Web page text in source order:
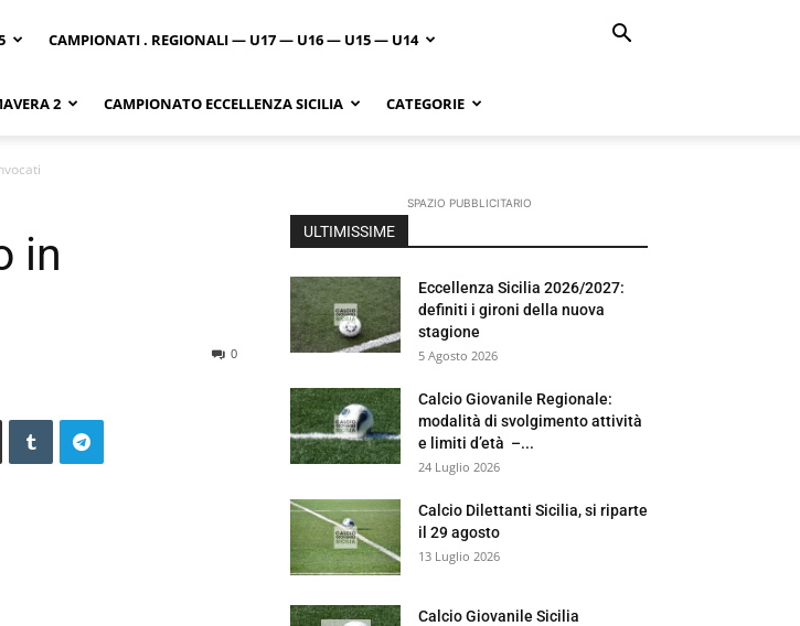
CAMPIONATI . REGIONALI — U17 — U16 — U15 — U14
2 CAMPIONATO ECCELLENZA SICILIA CATEGORIE
in
0
SPAZIO PUBBLICITARIO
ULTIMISSIME
Eccellenza Sicilia 2026/2027:
definiti i gironi della nuova
stagione
5 Agosto 2026
Calcio Giovanile Regionale:
modalità di svolgimento attività
e limiti d’età –...
24 Luglio 2026
Calcio Dilettanti Sicilia, si riparte
il 29 agosto
13 Luglio 2026
Calcio Giovanile Sicilia